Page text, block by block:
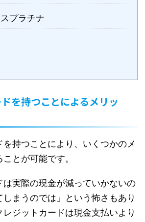
プラチナ
を持つことによるメリッ
を持つことにより、いくつかのメ
とが可能です。
は実際の現金が減っていかないの
まうのでは」という怖さもあり
レジットカードは現金支払いより